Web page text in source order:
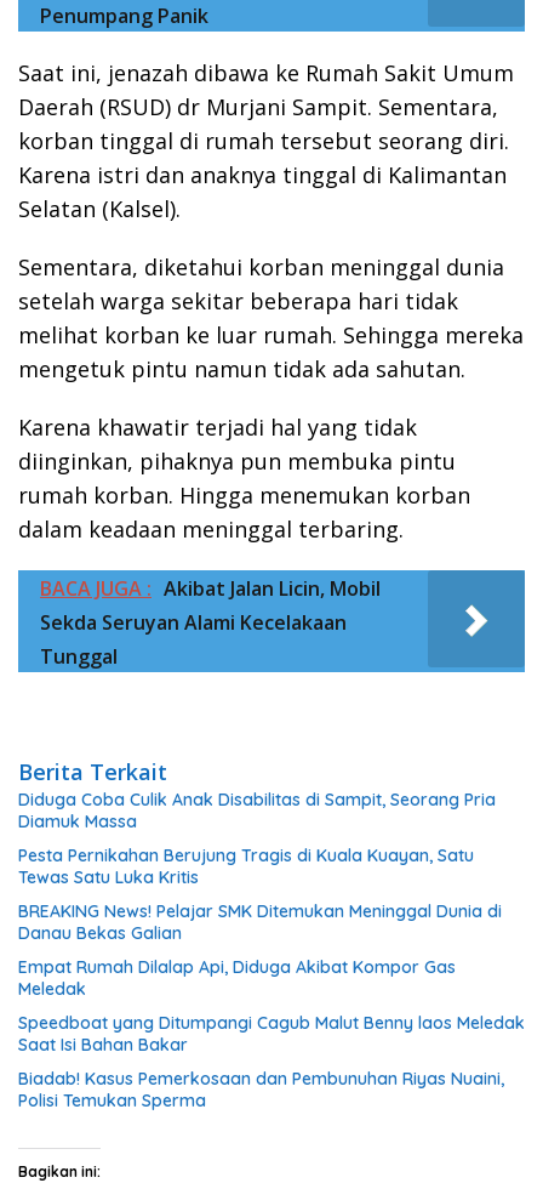
Penumpang Panik
Saat ini, jenazah dibawa ke Rumah Sakit Umum
Daerah (RSUD) dr Murjani Sampit. Sementara,
korban tinggal di rumah tersebut seorang diri.
Karena istri dan anaknya tinggal di Kalimantan
Selatan (Kalsel).
Sementara, diketahui korban meninggal dunia
setelah warga sekitar beberapa hari tidak
melihat korban ke luar rumah. Sehingga mereka
mengetuk pintu namun tidak ada sahutan.
Karena khawatir terjadi hal yang tidak
diinginkan, pihaknya pun membuka pintu
rumah korban. Hingga menemukan korban
dalam keadaan meninggal terbaring.
BACA JUGA : Akibat Jalan Licin, Mobil
Sekda Seruyan Alami Kecelakaan
Tunggal
Berita Terkait
Diduga Coba Culik Anak Disabilitas di Sampit, Seorang Pria
Diamuk Massa
Pesta Pernikahan Berujung Tragis di Kuala Kuayan, Satu
Tewas Satu Luka Kritis
BREAKING News! Pelajar SMK Ditemukan Meninggal Dunia di
Danau Bekas Galian
Empat Rumah Dilalap Api, Diduga Akibat Kompor Gas
Meledak
Speedboat yang Ditumpangi Cagub Malut Benny laos Meledak
Saat Isi Bahan Bakar
Biadab! Kasus Pemerkosaan dan Pembunuhan Riyas Nuaini,
Polisi Temukan Sperma
Bagikan ini: